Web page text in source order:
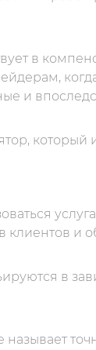
в
и
который
клиентов и
в
называет